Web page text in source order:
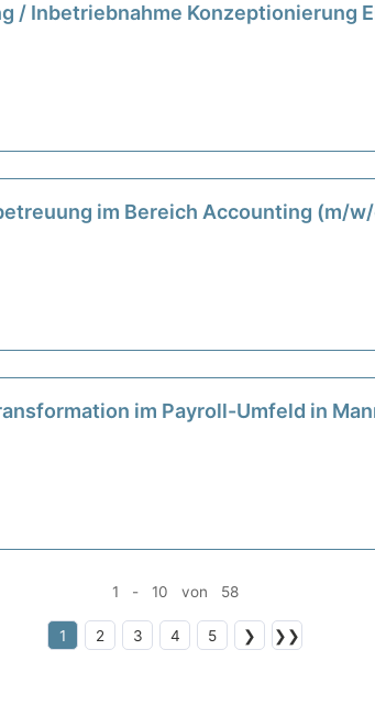
/ Inbetriebnahme Konzeptionierung
im Bereich Accounting (m/
im Payroll-Umfeld in
1 - 10 von 58
1 2 3 4 5 ❯ ❯❯